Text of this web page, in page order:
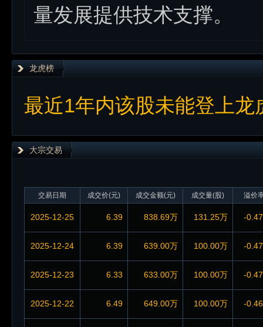
量发展提供技术支撑。
龙虎榜
最近1年内该股未能登上龙
大宗交易
交易日期 成交价(元) 成交金额(元) 成交量(股) 溢价
2025-12-25 6.39 838.69万 131.25万 -
2025-12-24 6.39 639.00万 100.00万 -
2025-12-23 6.33 633.00万 100.00万 -
2025-12-22 6.49 649.00万 100.00万 -